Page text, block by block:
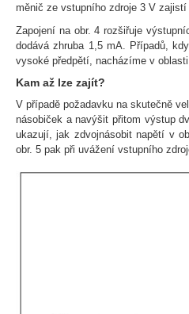
měnič ze vstupního zdroje 3 V
Zapojení na obr. 4 rozšiřuje
dodává zhruba 1,5 mA. Případů,
vysoké předpětí, nacházíme v
Kam až lze zajít?
V případě požadavku na skutečně
násobiček a navýšit přitom výstup
ukazují, jak zdvojnásobit napětí v
obr. 5 pak při uvážení vstupního